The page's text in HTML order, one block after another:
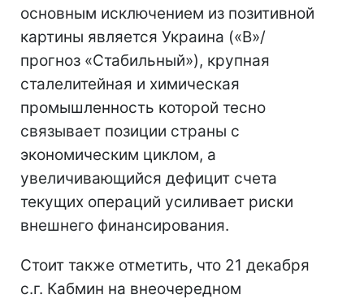
основным исключением из позитивной
картины является Украина («B»/
прогноз «Стабильный»), крупная
сталелитейная и химическая
промышленность которой тесно
связывает позиции страны с
экономическим циклом, а
увеличивающийся дефицит счета
текущих операций усиливает риски
внешнего финансирования.
Стоит также отметить, что 21 декабря
с.г. Кабмин на внеочередном